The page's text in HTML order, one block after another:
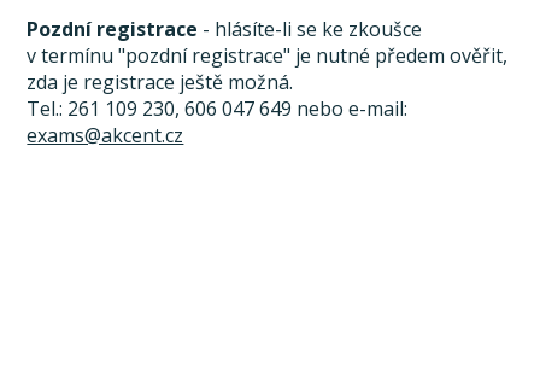
Pozdní registrace - hlásíte-li se ke zkoušce
v termínu "pozdní registrace" je nutné předem ověřit,
zda je registrace ještě možná.
Tel.: 261 109 230, 606 047 649 nebo e-mail:
exams@akcent.cz